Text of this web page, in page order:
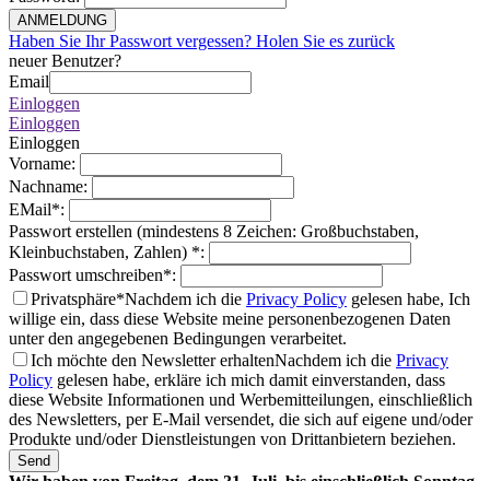
ANMELDUNG
Haben Sie Ihr Passwort vergessen? Holen Sie es zurück
neuer Benutzer?
Email
Einloggen
Einloggen
Einloggen
Vorname:
Nachname:
EMail*:
Passwort erstellen (mindestens 8 Zeichen: Großbuchstaben,
Kleinbuchstaben, Zahlen) *:
Passwort umschreiben*:
Privatsphäre*Nachdem ich die Privacy Policy gelesen habe, Ich
willige ein, dass diese Website meine personenbezogenen Daten
unter den angegebenen Bedingungen verarbeitet.
Ich möchte den Newsletter erhaltenNachdem ich die Privacy
Policy gelesen habe, erkläre ich mich damit einverstanden, dass
diese Website Informationen und Werbemitteilungen, einschließlich
des Newsletters, per E-Mail versendet, die sich auf eigene und/oder
Produkte und/oder Dienstleistungen von Drittanbietern beziehen.
Send